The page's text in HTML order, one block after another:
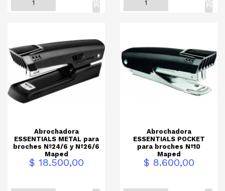
Abrochadora
ESSENTIALS METAL para
broches Nº24/6 y Nº26/6
Maped
Precio$ 18.500,00
Abrochadora
ESSENTIALS POCKET
para broches Nº10
Maped
Precio$ 8.600,00